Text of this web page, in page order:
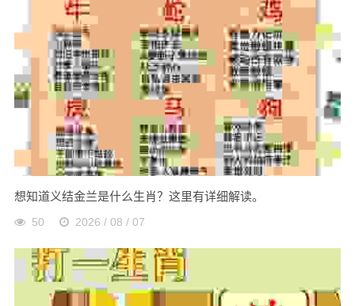
想知道义结金兰是什么生肖？这里有详细解读。
50 2026 / 08 / 07